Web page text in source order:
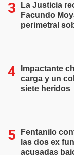
La Justicia
Facundo
perimetral
Impactante
carga y un
siete heridos
Fentanilo
las dos ex
acusadas